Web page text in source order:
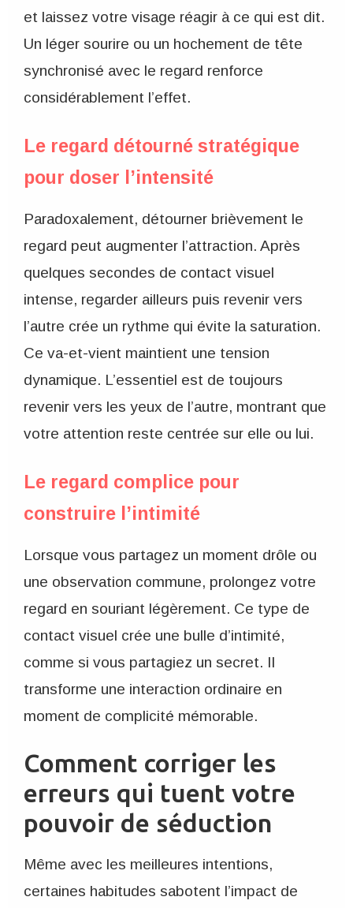
et laissez votre visage réagir à ce qui est dit.
Un léger sourire ou un hochement de tête
synchronisé avec le regard renforce
considérablement l’effet.
Le regard détourné stratégique
pour doser l’intensité
Paradoxalement, détourner brièvement le
regard peut augmenter l’attraction. Après
quelques secondes de contact visuel
intense, regarder ailleurs puis revenir vers
l’autre crée un rythme qui évite la saturation.
Ce va-et-vient maintient une tension
dynamique. L’essentiel est de toujours
revenir vers les yeux de l’autre, montrant que
votre attention reste centrée sur elle ou lui.
Le regard complice pour
construire l’intimité
Lorsque vous partagez un moment drôle ou
une observation commune, prolongez votre
regard en souriant légèrement. Ce type de
contact visuel crée une bulle d’intimité,
comme si vous partagiez un secret. Il
transforme une interaction ordinaire en
moment de complicité mémorable.
Comment corriger les
erreurs qui tuent votre
pouvoir de séduction
Même avec les meilleures intentions,
certaines habitudes sabotent l’impact de